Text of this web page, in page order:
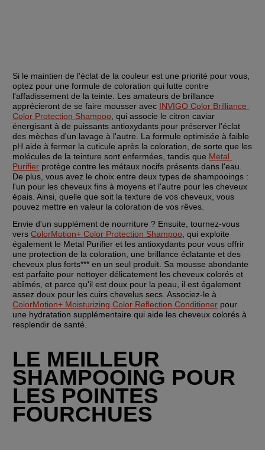
Si le maintien de l'éclat de la couleur est une priorité pour vous,
optez pour une formule de coloration qui lutte contre
l'affadissement de la teinte. Les amateurs de brillance
apprécieront de se faire mousser avec INVIGO Color Brilliance
Color Protection Shampoo , qui associe le citron caviar
énergisant à de puissants antioxydants pour préserver l'éclat
des mèches d'un lavage à l'autre. La formule optimisée à faible
pH aide à fermer la cuticule après la coloration, de sorte que les
molécules de la teinture sont enfermées, tandis que Metal
Purifier protège contre les métaux nocifs présents dans l'eau.
De plus, vous avez le choix entre deux types de shampooings :
l'un pour les cheveux fins à moyens et l'autre pour les cheveux
épais. Ainsi, quelle que soit la texture de vos cheveux, vous
pouvez mettre en valeur la coloration de vos rêves.
Envie d'un supplément de nourriture ? Ensuite, tournez-vous
vers ColorMotion+ Color Protection Shampoo , qui exploite
également le Metal Purifier et les antioxydants pour vous offrir
une protection de la coloration, une brillance éclatante et des
cheveux plus forts*** en un seul produit. Sa mousse abondante
est parfaite pour nettoyer délicatement les cheveux colorés et
abîmés, et parce qu'il est doux pour la peau, il est également
ColorMotion+ Moisturizing Color Reflection Conditioner pour
une hydratation supplémentaire qui aide les cheveux colorés à
resplendir de santé.
LE MEILLEUR
SHAMPOOING POUR
LES POINTES
FOURCHUES